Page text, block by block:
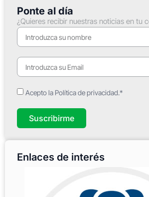
Ponte al día
¿Quieres recibir nuestras noticias en tu
Acepto la Política de privacidad.*
Suscribirme
Enlaces de interés